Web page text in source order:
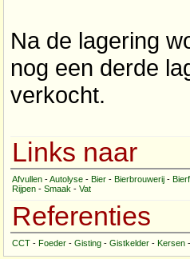
Na de lagering
nog een derde
verkocht.
Links naar
Afvullen -Autolyse - Bier - Bierbrouwerij -
Rijpen - Smaak - Vat
Referenties
CCT - Foeder - Gisting - Gistkelder - Kersen